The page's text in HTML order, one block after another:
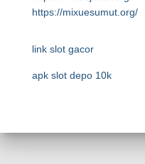
https://mixuesumut.org/
link slot gacor
apk slot depo 10k